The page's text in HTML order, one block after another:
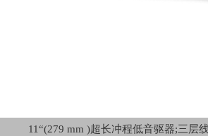
11“(279 mm )超长冲程低音驱器;三层